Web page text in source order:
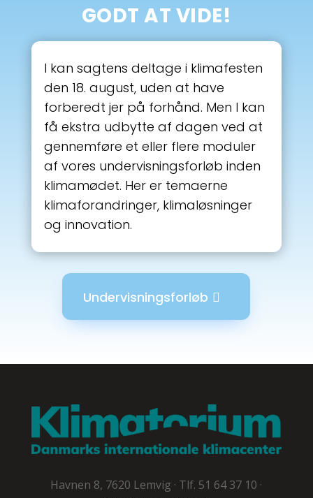
GODT AT VIDE!
I kan sagtens deltage i klimafesten
den 18. august, uden at have
forberedt jer på forhånd. Men I kan
få ekstra udbytte af dagen ved at
gennemføre et eller flere moduler
af vores undervisningsforløb inden
klimamødet. Her er temaerne
klimaforandringer, klimaløsninger
og innovation.
Undervisningsforløb
Havnen 8, 7620 Lemvig · Tlf. 51 64 37 10 ·